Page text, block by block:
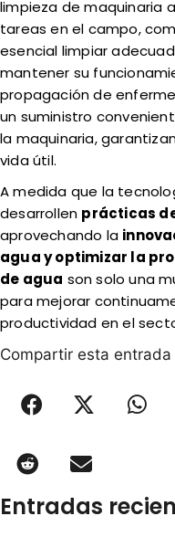
limpieza de maquinaria
tareas en el campo,
esencial limpiar
mantener su
propagación de
un suministro
la maquinaria,
vida útil.
A medida que la
desarrollen prácticas
aprovechando la
agua y optimizar la
de agua son solo una
para mejorar
productividad en el
Compartir esta entrada
Entradas